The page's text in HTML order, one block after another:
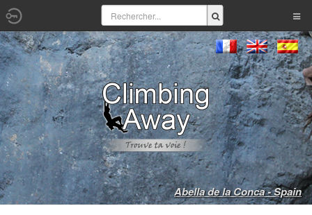
Abella de la Conca - Spain